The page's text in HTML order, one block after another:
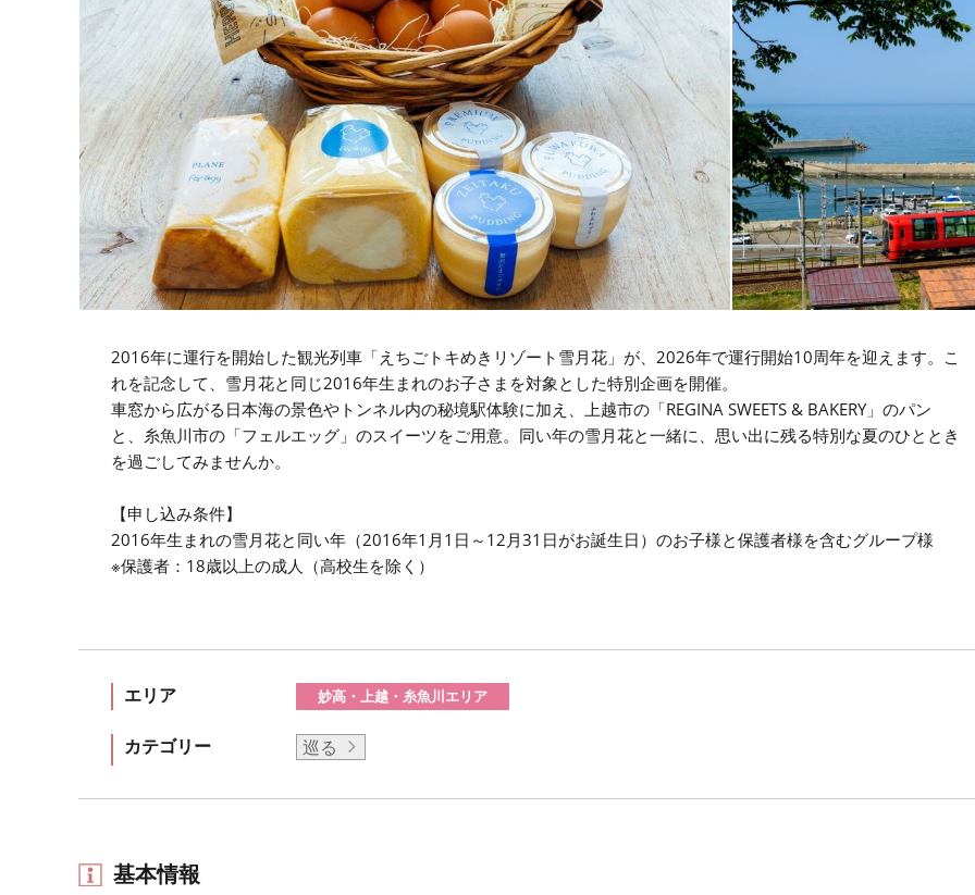
2016年に運行を開始した観光列車「えちごトキめきリゾート雪月花」が、2026年で運行開始10周年を迎えます。こ
れを記念して、雪月花と同じ2016年生まれのお子さまを対象とした特別企画を開催。
車窓から広がる日本海の景色やトンネル内の秘境駅体験に加え、上越市の「REGINA SWEETS & BAKERY」のパン
と、糸魚川市の「フェルエッグ」のスイーツをご用意。同い年の雪月花と一緒に、思い出に残る特別な夏のひととき
を過ごしてみませんか。
【申し込み条件】
2016年生まれの雪月花と同い年（2016年1月1日～12月31日がお誕生日）のお子様と保護者様を含むグループ様
※保護者：18歳以上の成人（高校生を除く）
エリア 妙高・上越・糸魚川エリア
カテゴリー 巡る
基本情報